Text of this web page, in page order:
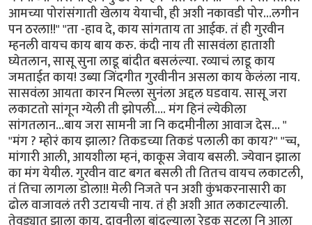
आमच्या पोरांसंगाती खेलाय येयाची, ही अशी नकावडी पोर…लगीन
पन ठरला!!" "ता -हाव दे, काय सांगताय ता आईक. तं ही गुरवीन
म्हनली वायच काय बाय करु. कंदी नाय ती सासवंला हाताशी
घ्येतलान, सासू सुना लाडू बांदीत बसलंल्या. रव्याचं लाडू काय
जमताईत काय! उब्या जिंदगीत गुरवीनीन असला काय केलंला नाय.
सासवंला आयता कारन मिल्ला सुनंला अद्दल घडवाय. सासू जरा
लकाटतो सांगून ग्येली ती झोपली…. मंग हिनं ल्येकीला
सांगतलान…बाय जरा सामनी जा नि कदमीनीला आवाज देस… "
"मंग ? म्होरं काय झाला? तिकडच्या तिकडं पलाली का काय?" "च्च,
मांगारी आली, आयशीला म्हनं, काकूस जेवाय बसली. ज्येवान झाला
का मंग येयील. गुरवीन वाट बगत बसली ती तितच वायच लकाटली,
तं तिचा लागला डोला!! मेली निजते पन अशी कुंभकरनासारी का
ढोल वाजावलं तरी उटायची नाय. तं ही अशी आत लकाटल्याली.